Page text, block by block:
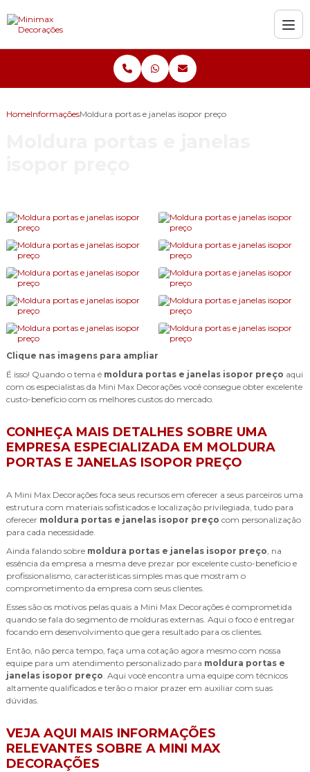
HomeInformaçõesMoldura portas e janelas isopor preço
Clique nas imagens para ampliar
É isso! Quando o tema é moldura portas e janelas isopor preço aqui
com os especialistas da Mini Max Decorações você consegue obter excelente
custo-benefício com os melhores custos do mercado.
CONHEÇA MAIS DETALHES SOBRE UMA
EMPRESA ESPECIALIZADA EM MOLDURA
PORTAS E JANELAS ISOPOR PREÇO
A Mini Max Decorações foca seus recursos em oferecer a seus parceiros uma
estrutura com materiais sofisticados e localização privilegiada, tudo para
oferecer moldura portas e janelas isopor preço com personalização
para cada necessidade.
Ainda falando sobre moldura portas e janelas isopor preço, na
essência da empresa a mesma deve prezar por excelente custo-benefício e
profissionalismo, características simples mas que mostram o
comprometimento da empresa com seus clientes.
Esses são os motivos pelas quais a Mini Max Decorações é comprometida
quando se fala do segmento de molduras externas. Aqui o foco é entregar
focando em desenvolvimento que gera resultado para os clientes.
Então, não perca tempo, faça uma cotação agora mesmo com nossa
equipe para um atendimento personalizado para moldura portas e
janelas isopor preço. Aqui você encontra uma equipe com técnicos
altamente qualificados e terão o maior prazer em auxiliar com suas
dúvidas.
VEJA AQUI MAIS INFORMAÇÕES
RELEVANTES SOBRE A MINI MAX
DECORAÇÕES